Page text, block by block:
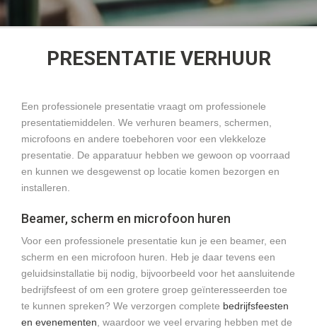
PRESENTATIE VERHUUR
Een professionele presentatie vraagt om professionele
presentatiemiddelen. We verhuren beamers, schermen,
microfoons en andere toebehoren voor een vlekkeloze
presentatie. De apparatuur hebben we gewoon op voorraad
en kunnen we desgewenst op locatie komen bezorgen en
installeren.
Beamer, scherm en microfoon huren
Voor een professionele presentatie kun je een beamer, een
scherm en een microfoon huren. Heb je daar tevens een
geluidsinstallatie bij nodig, bijvoorbeeld voor het aansluitende
bedrijfsfeest of om een grotere groep geïnteresseerden toe
te kunnen spreken? We verzorgen complete bedrijfsfeesten
en evenementen , waardoor we veel ervaring hebben met de